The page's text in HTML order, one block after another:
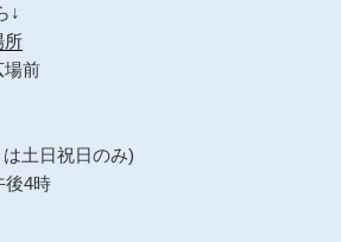
↓
所
場前
土日祝日のみ)
4時